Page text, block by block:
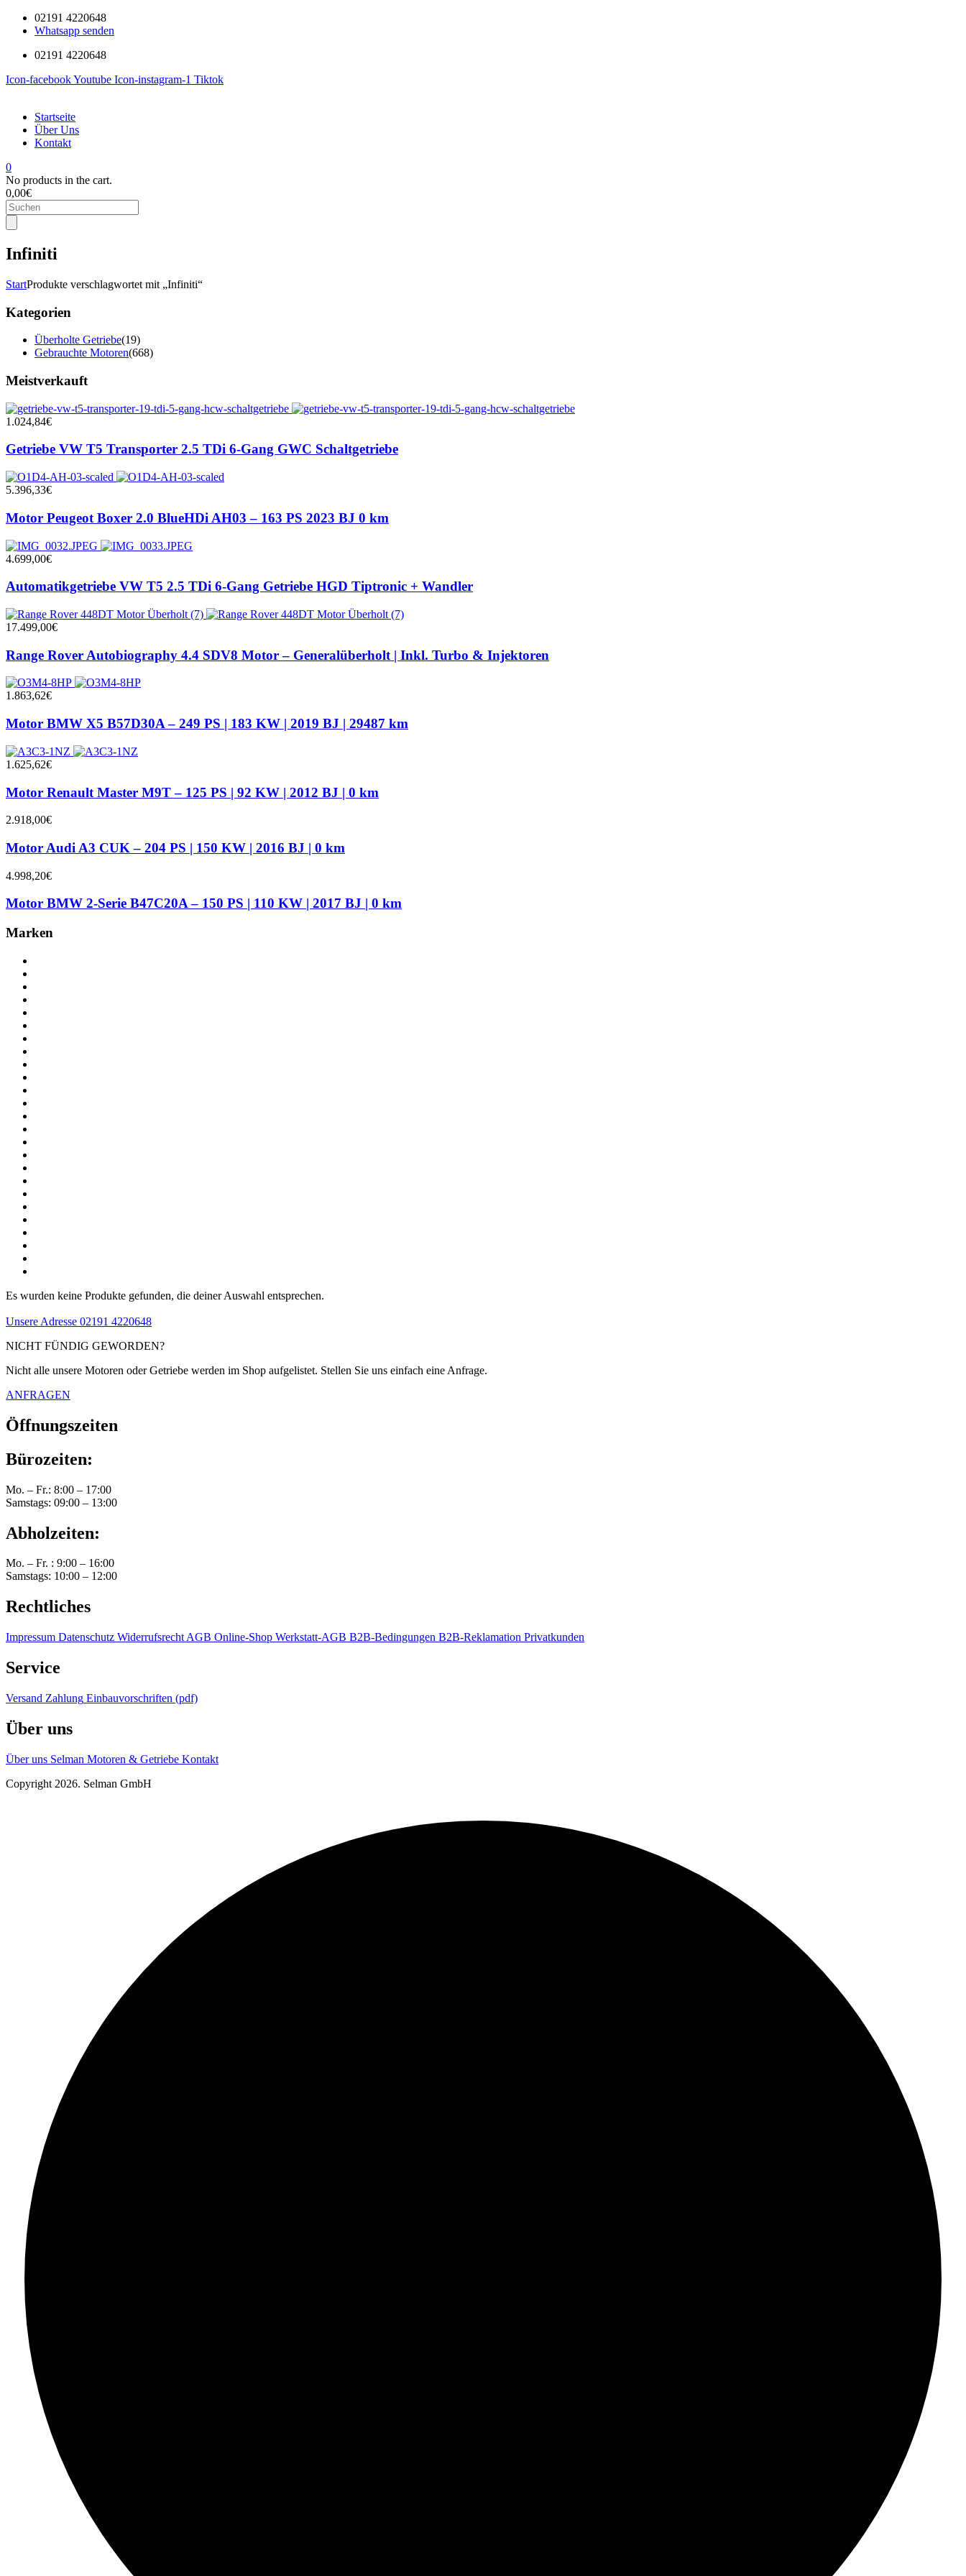
02191 4220648
Whatsapp senden
02191 4220648
Icon-facebookYoutube Icon-instagram-1 Tiktok
Startseite
Über Uns
Kontakt
0
No products in the cart.
0,00€
Products
search
Infiniti
StartProdukte verschlagwortet mit „Infiniti“
Kategorien
Überholte Getriebe(19)
Gebrauchte Motoren(668)
Meistverkauft
1.024,84€
Getriebe VW T5 Transporter 2.5 TDi 6-Gang GWC Schaltgetriebe
5.396,33€
Motor Peugeot Boxer 2.0 BlueHDi AH03 – 163 PS 2023 BJ 0 km
4.699,00€
Automatikgetriebe VW T5 2.5 TDi 6-Gang Getriebe HGD Tiptronic + Wandler
17.499,00€
Range Rover Autobiography 4.4 SDV8 Motor – Generalüberholt | Inkl. Turbo & Injektoren
1.863,62€
Motor BMW X5 B57D30A – 249 PS | 183 KW | 2019 BJ | 29487 km
1.625,62€
Motor Renault Master M9T – 125 PS | 92 KW | 2012 BJ | 0 km
2.918,00€
Motor Audi A3 CUK – 204 PS | 150 KW | 2016 BJ | 0 km
4.998,20€
Motor BMW 2-Serie B47C20A – 150 PS | 110 KW | 2017 BJ | 0 km
Marken
Es wurden keine Produkte gefunden, die deiner Auswahl entsprechen.
Unsere Adresse 02191 4220648
NICHT FÜNDIG GEWORDEN?
Nicht alle unsere Motoren oder Getriebe werden im Shop aufgelistet. Stellen Sie uns einfach eine Anfrage.
ANFRAGEN
Öffnungszeiten
Bürozeiten:
Mo. – Fr.: 8:00 – 17:00
Samstags: 09:00 – 13:00
Abholzeiten:
Mo. – Fr. : 9:00 – 16:00
Samstags: 10:00 – 12:00
Rechtliches
Impressum Datenschutz Widerrufsrecht AGB Online-Shop Werkstatt-AGB B2B-Bedingungen B2B-Reklamation Privatkunden
Service
Versand Zahlung Einbauvorschriften (pdf)
Über uns
Über uns Selman Motoren & Getriebe Kontakt
Copyright 2026. Selman GmbH